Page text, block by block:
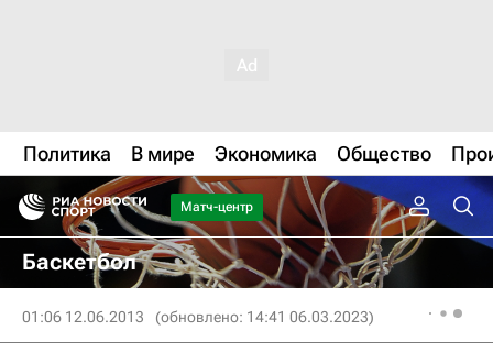
Политика В мире Экономика Общество
Матч-центр
Баскетбол
01:06 12.06.2013 (обновлено: 14:41 06.03.2023)